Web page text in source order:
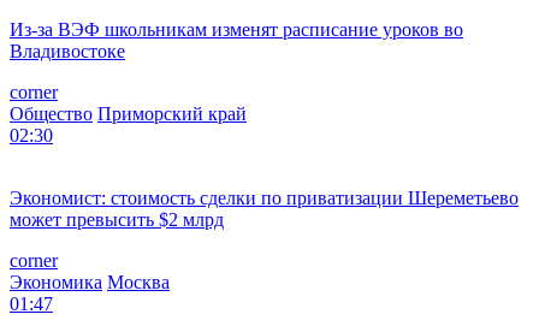
Из-за ВЭФ школьникам изменят расписание уроков во
Владивостоке
corner
Общество Приморский край
02:30
Экономист: стоимость сделки по приватизации Шереметьево
может превысить $2 млрд
corner
Экономика Москва
01:47